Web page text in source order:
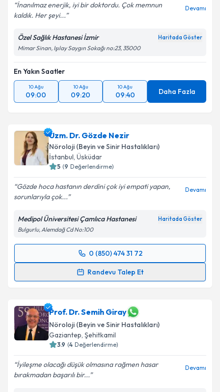
Kişisel verilerimin işlenmesine ilişkin
'ni okudum ve kişisel verilerimin belirtilen
kapsamda işlenmesini kabul ediyorum.
İnanılmaz enerjik, iyi bir doktordu. Çok memnun
kaldık. Her şeyi...
Devamı
Özel Sağlık Hastanesi İzmir Haritada Göster
Mimar Sinan, Işılay Saygın Sokağı no:23, 35000
En Yakın Saatler
10 Ağu
09:00
10 Ağu
09:20
10 Ağu
09:40 Daha Fazla
Uzm. Dr. Gözde Nezir
Nöroloji (Beyin ve Sinir Hastalıkları)
İstanbul, Üsküdar
5 (9 Değerlendirme)
Gözde hoca hastanın derdini çok iyi empati yapan,
sorunlarıyla çok...
Devamı
Medipol Üniversitesi Çamlıca Hastanesi Haritada Göster
Bulgurlu, Alemdağ Cd No:100
0 (850) 474 31 72
Randevu Talep Et
Randevu Takvimi Talebi
takvim hazırlandığında e-posta ile bilgilendireceğiz.
E-posta Adresiniz
Kişisel verilerimin işlenmesine ilişkin
Prof. Dr. Semih Giray
Nöroloji (Beyin ve Sinir Hastalıkları)
Gaziantep, Şehitkamil
3.9 (4 Değerlendirme)
İyileşme olacağı düşük olmasına rağmen hasar
bırakmadan başarılı bir...
Devamı